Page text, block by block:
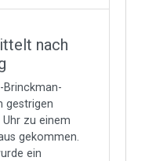
nach
Brinckman-
gestrigen
zu einem
gekommen.
ein